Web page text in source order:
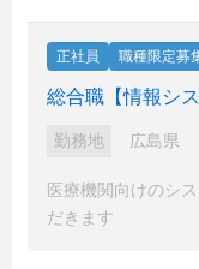
正社員 職種限定募
総合職【情報シス
勤務地 広島県
医療機関向けのシ
だきます